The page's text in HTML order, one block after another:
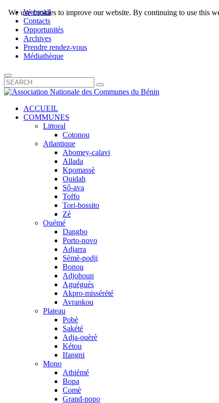
Webmail
Contacts
Opportunités
Archives
Prendre rendez-vous
Médiathèque
ACCUEIL
COMMUNES
Littoral
Cotonou
Atlantique
Abomey-calavi
Allada
Kpomassè
Ouidah
Sô-ava
Toffo
Tori-bossito
Zè
Ouémé
Dangbo
Porto-novo
Adjarra
Sèmè-podji
Bonou
Adjohoun
Aguégués
Akpro-missérété
Avrankou
Plateau
Pobè
Sakété
Adja-ouèrè
Kétou
Ifangni
Mono
Athiémé
Bopa
Comè
Grand-popo
We use cookies to improve our website. By continuing to use this